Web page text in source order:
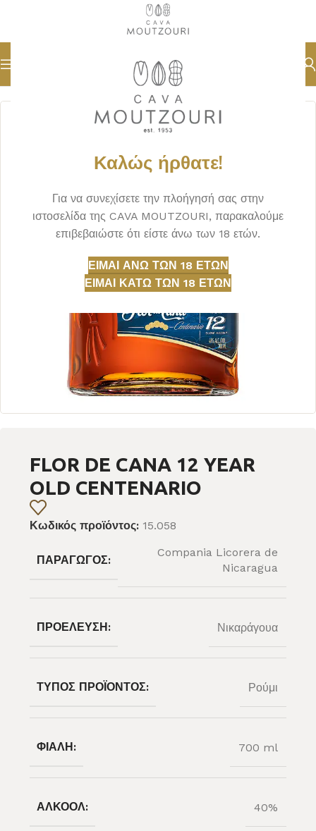
Καλώς ήρθατε!
Για να συνεχίσετε την πλοήγησή σας στην
ιστοσελίδα της CAVA MOUTZOURI, παρακαλούμε
επιβεβαιώστε ότι είστε άνω των 18 ετών.
ΕΊΜΑΙ ΆΝΩ ΤΩΝ 18 ΕΤΏΝ
ΕΊΜΑΙ ΚΆΤΩ ΤΩΝ 18 ΕΤΏΝ
Αρχική σελίδα ΡΟΥΜΙ
FLOR DE CANA 12 YEAR
OLD CENTENARIO
Κωδικός προϊόντος: 15.058
ΠΑΡΑΓΩΓΌΣ:
Compania Licorera de
Nicaragua
ΠΡΟΈΛΕΥΣΗ: Νικαράγουα
ΤΎΠΟΣ ΠΡΟΪΌΝΤΟΣ: Ρούμι
ΦΙΆΛΗ: 700 ml
ΑΛΚΟΌΛ: 40%